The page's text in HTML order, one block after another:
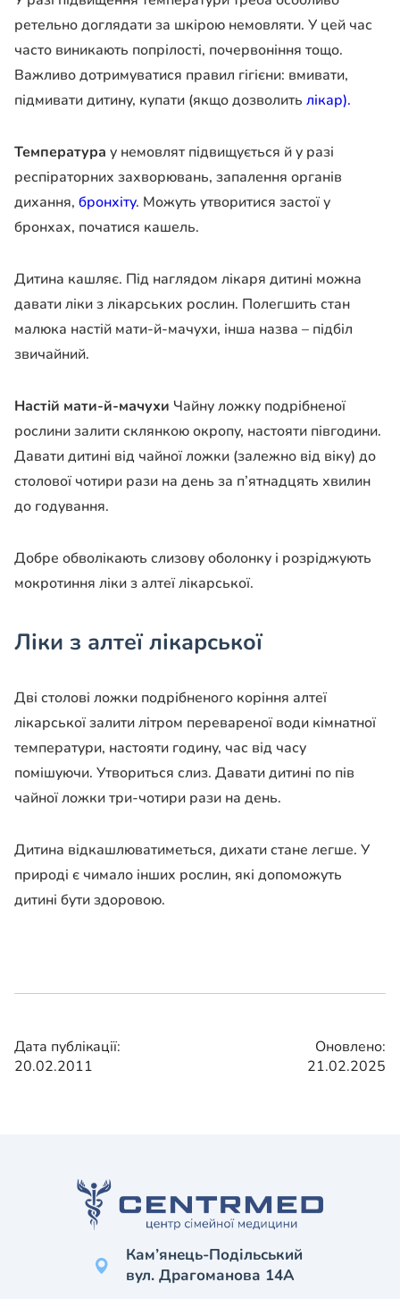
ретельно доглядати за шкірою немовляти. У цей час
часто виникають попрілості, почервоніння тощо.
Важливо дотримуватися правил гігієни: вмивати,
підмивати дитину, купати (якщо дозволить лікар).
Температура у немовлят підвищується й у разі
респіраторних захворювань, запалення органів
дихання, бронхіту. Можуть утворитися застої у
бронхах, початися кашель.
Дитина кашляє. Під наглядом лікаря дитині можна
давати ліки з лікарських рослин. Полегшить стан
малюка настій мати-й-мачухи, інша назва – підбіл
звичайний.
Настій мати-й-мачухи Чайну ложку подрібненої
рослини залити склянкою окропу, настояти півгодини.
Давати дитині від чайної ложки (залежно від віку) до
столової чотири рази на день за п’ятнадцять хвилин
до годування.
Добре обволікають слизову оболонку і розріджують
мокротиння ліки з алтеї лікарської.
Ліки з алтеї лікарської
Дві столові ложки подрібненого коріння алтеї
лікарської залити літром перевареної води кімнатної
температури, настояти годину, час від часу
помішуючи. Утвориться слиз. Давати дитині по пів
чайної ложки три-чотири рази на день.
Дитина відкашлюватиметься, дихати стане легше. У
природі є чимало інших рослин, які допоможуть
дитині бути здоровою.
Дата публікації:
20.02.2011
Оновлено:
21.02.2025
Кам’янець-Подільський
вул. Драгоманова 14А